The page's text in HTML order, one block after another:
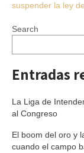
suspender la ley
Search
Entradas
La Liga de
al Congreso
El boom del oro y
cuando el campo